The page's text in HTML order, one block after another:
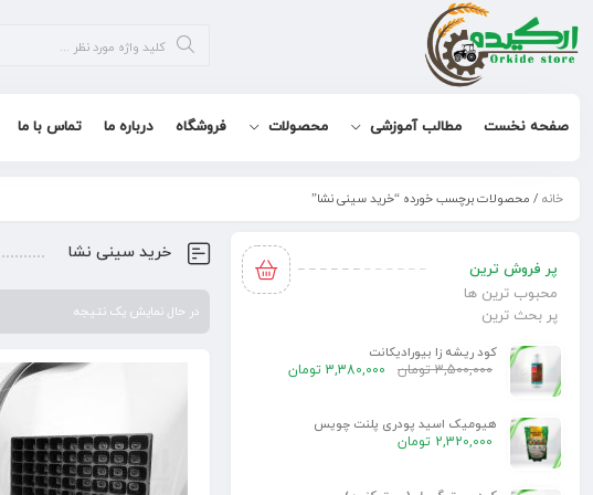
صفحه نخست مطالب آموزشی محصولات فروشگاه درباره ما تماس با ما
خانه / محصولات برچسب خورده “خرید سینی نشا”
خرید سینی نشا
در حال نمایش یک نتیجه
پر فروش ترین
محبوب ترین ها
پر بحث ترین
کود ریشه زا بیورادیکانت
3,500,000 تومان 3,380,000 تومان
هیومیک اسید پودری پلنت چویس
2,320,000 تومان